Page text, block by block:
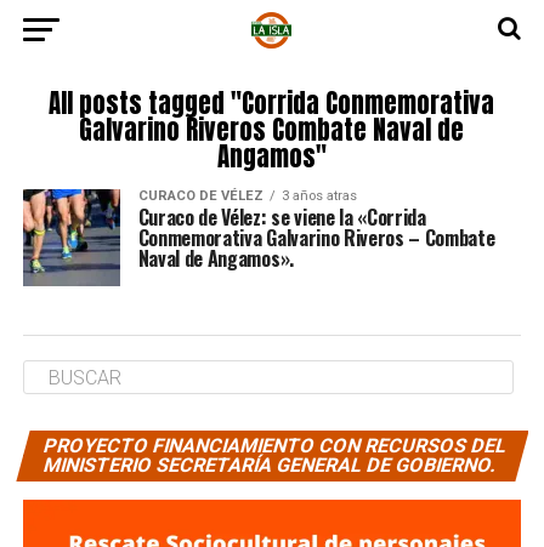
All posts tagged "Corrida Conmemorativa
Galvarino Riveros Combate Naval de
Angamos"
CURACO DE VÉLEZ 3 años atras
Curaco de Vélez: se viene la «Corrida
Conmemorativa Galvarino Riveros – Combate
Naval de Angamos».
PROYECTO FINANCIAMIENTO CON RECURSOS DEL
MINISTERIO SECRETARÍA GENERAL DE GOBIERNO.